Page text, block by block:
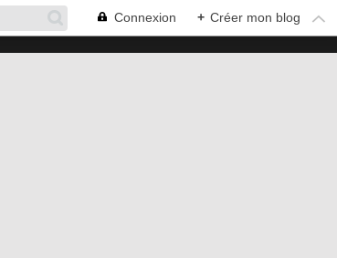
Connexion + Créer mon blog